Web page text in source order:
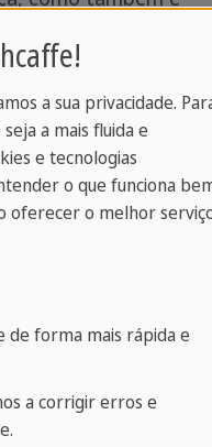
como
é muito fácil!
Iorque
eficaz, férias
com uma
e nativos;
a sua privacidade.
a mais fluida e
e tecnologias
o que funciona
oferecer o melhor
forma mais rápida e
a corrigir erros e